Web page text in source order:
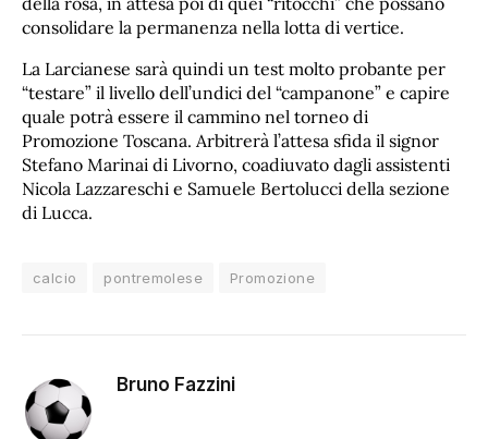
consolidare la permanenza nella lotta di vertice.
La Larcianese sarà quindi un test molto probante per
“testare” il livello dell’undici del “campanone” e capire
quale potrà essere il cammino nel torneo di
Promozione Toscana. Arbitrerà l’attesa sfida il signor
Stefano Marinai di Livorno, coadiuvato dagli assistenti
Nicola Lazzareschi e Samuele Bertolucci della sezione
di Lucca.
calcio pontremolese Promozione
Bruno Fazzini